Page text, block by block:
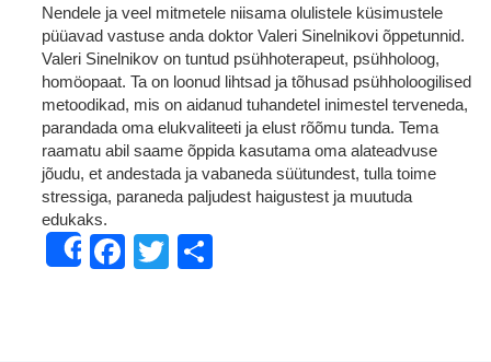
Nendele ja veel mitmetele niisama olulistele küsimustele
püüavad vastuse anda doktor Valeri Sinelnikovi õppetunnid.
Valeri Sinelnikov on tuntud psühhoterapeut, psühholoog,
homöopaat. Ta on loonud lihtsad ja tõhusad psühholoogilised
metoodikad, mis on aidanud tuhandetel inimestel terveneda,
parandada oma elukvaliteeti ja elust rõõmu tunda. Tema
raamatu abil saame õppida kasutama oma alateadvuse
jõudu, et andestada ja vabaneda süütundest, tulla toime
stressiga, paraneda paljudest haigustest ja muutuda
edukaks.
ShareFacebook
Twitter